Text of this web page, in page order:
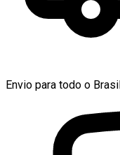
Envio para todo o Brasil